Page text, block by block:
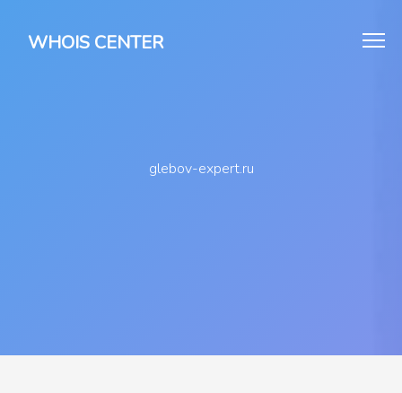
WHOIS CENTER
glebov-expert.ru